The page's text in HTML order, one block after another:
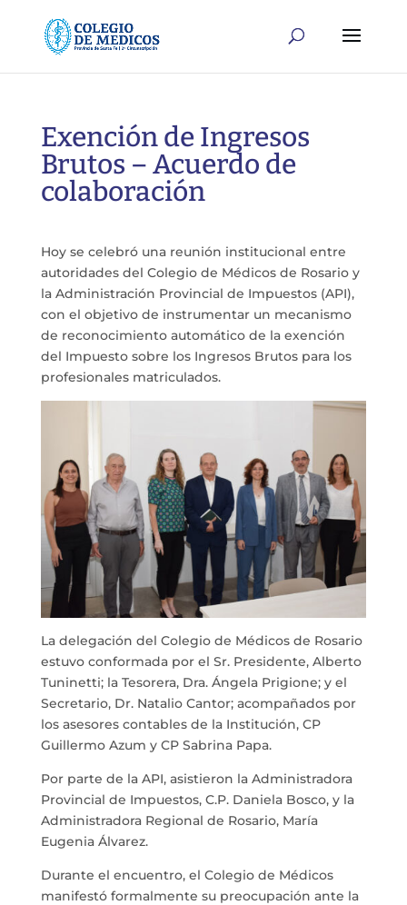
Exención de Ingresos
Brutos – Acuerdo de
colaboración
Hoy se celebró una reunión institucional entre
autoridades del Colegio de Médicos de Rosario y
la Administración Provincial de Impuestos (API),
con el objetivo de instrumentar un mecanismo
de reconocimiento automático de la exención
del Impuesto sobre los Ingresos Brutos para los
profesionales matriculados.
La delegación del Colegio de Médicos de Rosario
estuvo conformada por el Sr. Presidente, Alberto
Tuninetti; la Tesorera, Dra. Ángela Prigione; y el
Secretario, Dr. Natalio Cantor; acompañados por
los asesores contables de la Institución, CP
Guillermo Azum y CP Sabrina Papa.
Por parte de la API, asistieron la Administradora
Provincial de Impuestos, C.P. Daniela Bosco, y la
Administradora Regional de Rosario, María
Eugenia Álvarez.
Durante el encuentro, el Colegio de Médicos
manifestó formalmente su preocupación ante la